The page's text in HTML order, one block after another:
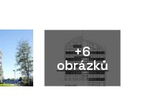
+6
obrázků